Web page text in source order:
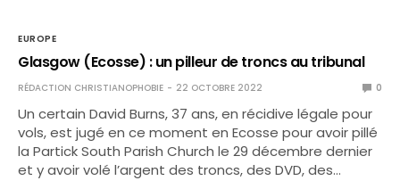
EUROPE
Glasgow (Ecosse) : un pilleur de troncs au tribunal
RÉDACTION CHRISTIANOPHOBIE 22 OCTOBRE 2022 0
Un certain David Burns, 37 ans, en récidive légale pour
vols, est jugé en ce moment en Ecosse pour avoir pillé
la Partick South Parish Church le 29 décembre dernier
et y avoir volé l’argent des troncs, des DVD, des…